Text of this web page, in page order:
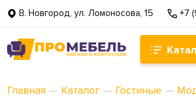
В. Новгород, ул. Ломоносова, 15 +7
Главная — Каталог — Гостиные —